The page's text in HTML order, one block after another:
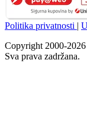
Politika privatnosti |
Copyright 2000-
Sva prava zadržana.